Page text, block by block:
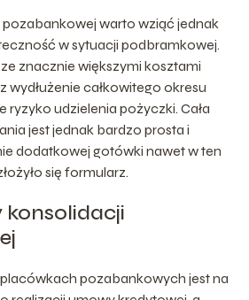
warto wziąć jednak
w sytuacji podbramkowej.
znacznie większymi kosztami
wydłużenie całkowitego okresu
ryzyko udzielenia pożyczki. Cała
jest jednak bardzo prosta i
dodatkowej gotówki nawet w ten
się formularz.
konsolidacji
pozabankowych jest na